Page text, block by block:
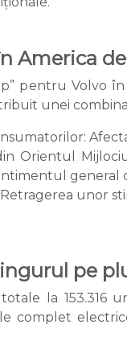
America
pentru Volvo
unei
Orientul
general
unor
pe
la 153.316
complet